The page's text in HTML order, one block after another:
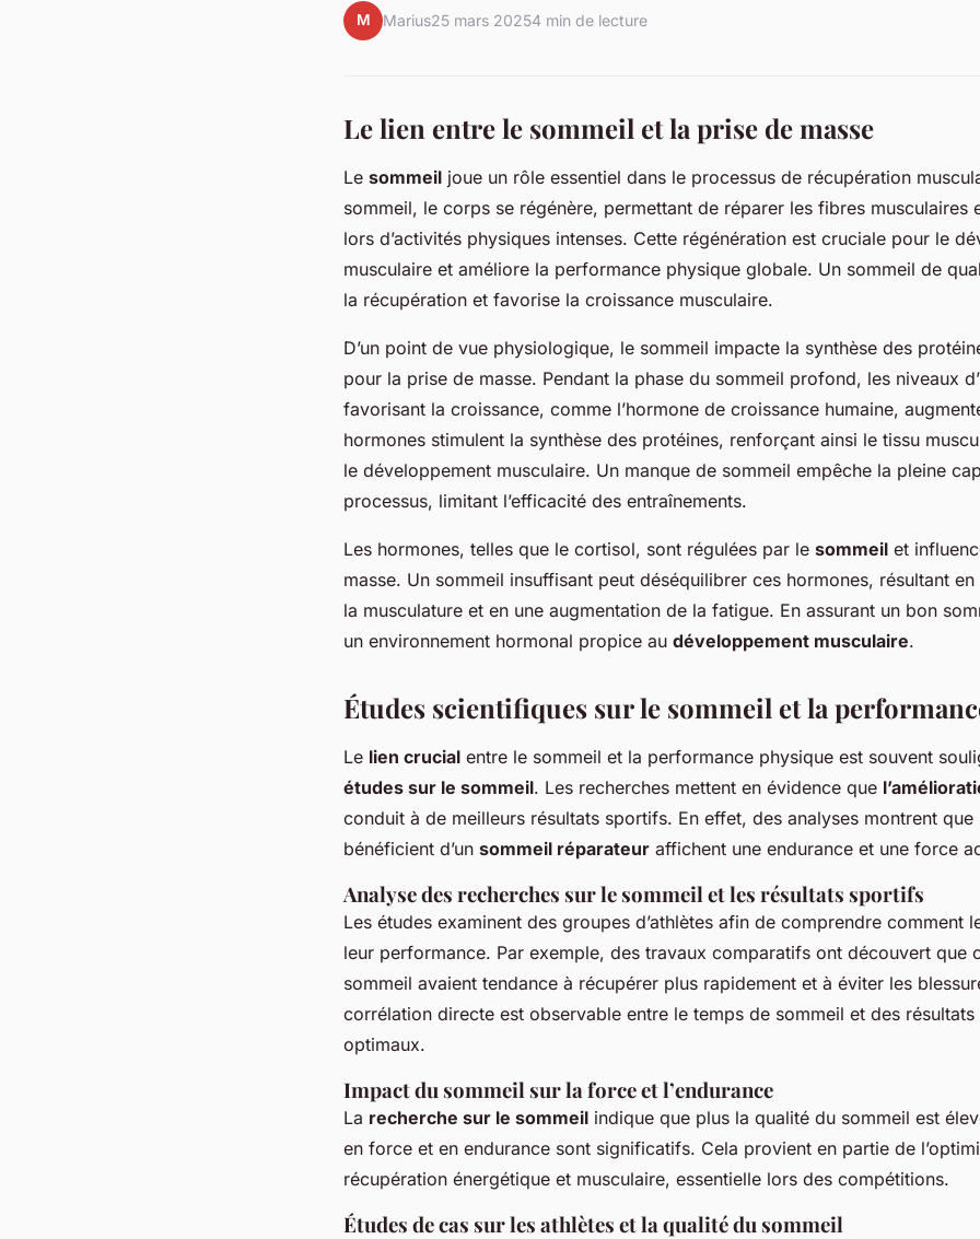
M Marius25 mars 20254 min de lecture
Le lien entre le sommeil et la prise de masse
Le sommeil joue un rôle essentiel dans le processus de récupération
sommeil, le corps se régénère, permettant de réparer les fibres musculaires
lors d’activités physiques intenses. Cette régénération est cruciale pour le
musculaire et améliore la performance physique globale. Un sommeil de
la récupération et favorise la croissance musculaire.
D’un point de vue physiologique, le sommeil impacte la synthèse des
pour la prise de masse. Pendant la phase du sommeil profond, les niveaux
favorisant la croissance, comme l’hormone de croissance humaine,
hormones stimulent la synthèse des protéines, renforçant ainsi le tissu
le développement musculaire. Un manque de sommeil empêche la pleine
processus, limitant l’efficacité des entraînements.
Les hormones, telles que le cortisol, sont régulées par le sommeil et
masse. Un sommeil insuffisant peut déséquilibrer ces hormones, résultant
la musculature et en une augmentation de la fatigue. En assurant un bon
un environnement hormonal propice au développement musculaire.
Études scientifiques sur le sommeil et la
Le lien crucial entre le sommeil et la performance physique est souvent
études sur le sommeil. Les recherches mettent en évidence que
conduit à de meilleurs résultats sportifs. En effet, des analyses montrent que
bénéficient d’un sommeil réparateur affichent une endurance et une force
Analyse des recherches sur le sommeil et les résultats sportifs
Les études examinent des groupes d’athlètes afin de comprendre comment
leur performance. Par exemple, des travaux comparatifs ont découvert que
sommeil avaient tendance à récupérer plus rapidement et à éviter les
corrélation directe est observable entre le temps de sommeil et des
optimaux.
Impact du sommeil sur la force et l’endurance
La recherche sur le sommeil indique que plus la qualité du sommeil est
en force et en endurance sont significatifs. Cela provient en partie de
récupération énergétique et musculaire, essentielle lors des compétitions.
Études de cas sur les athlètes et la qualité du sommeil